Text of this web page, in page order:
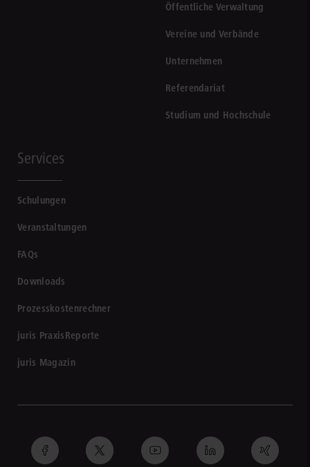
Öffentliche Verwaltung
Vereine und Verbände
Unternehmen
Referendariat
Studium und Hochschule
Services
Schulungen
Veranstaltungen
FAQs
Downloads
Prozesskostenrechner
juris PraxisReporte
juris Magazin